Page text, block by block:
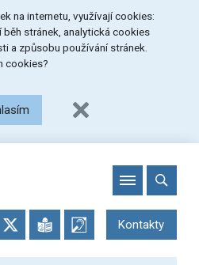
na internetu, využívají cookies:
stránek, analytická cookies
a způsobu používání stránek.
cookies?
Kontakty